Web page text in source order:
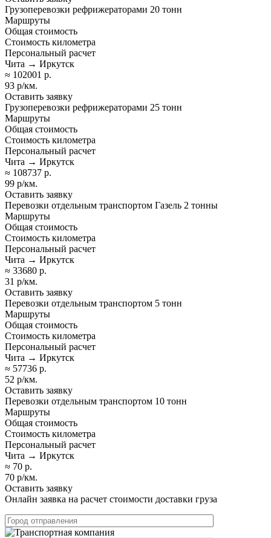
Грузоперевозки рефрижераторами 20 тонн
Маршруты
Общая стоимость
Стоимость километра
Персональный расчет
Чита → Иркутск
≈ 102001 р.
93 р/км.
Оставить заявку
Грузоперевозки рефрижераторами 25 тонн
Маршруты
Общая стоимость
Стоимость километра
Персональный расчет
Чита → Иркутск
≈ 108737 р.
99 р/км.
Оставить заявку
Перевозки отдельным транспортом Газель 2 тонны
Маршруты
Общая стоимость
Стоимость километра
Персональный расчет
Чита → Иркутск
≈ 33680 р.
31 р/км.
Оставить заявку
Перевозки отдельным транспортом 5 тонн
Маршруты
Общая стоимость
Стоимость километра
Персональный расчет
Чита → Иркутск
≈ 57736 р.
52 р/км.
Оставить заявку
Перевозки отдельным транспортом 10 тонн
Маршруты
Общая стоимость
Стоимость километра
Персональный расчет
Чита → Иркутск
≈ 70 р.
70 р/км.
Оставить заявку
Онлайн заявка на расчет стоимости доставки груза